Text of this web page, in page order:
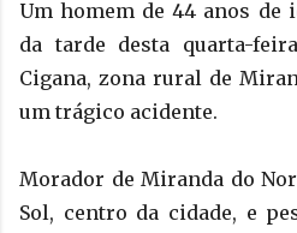
Um homem de 44 anos
da tarde desta quarta-
Cigana, zona rural de
um trágico acidente.
Morador de Miranda do
Sol, centro da cidade, e